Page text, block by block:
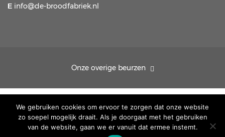
E info@de-broodfabriek.nl
Onze overige beurzen
We gebruiken cookies om ervoor te zorgen dat onze website
zo soepel mogelijk draait. Als je doorgaat met het gebruiken
van de website, gaan we er vanuit dat ermee instemt.